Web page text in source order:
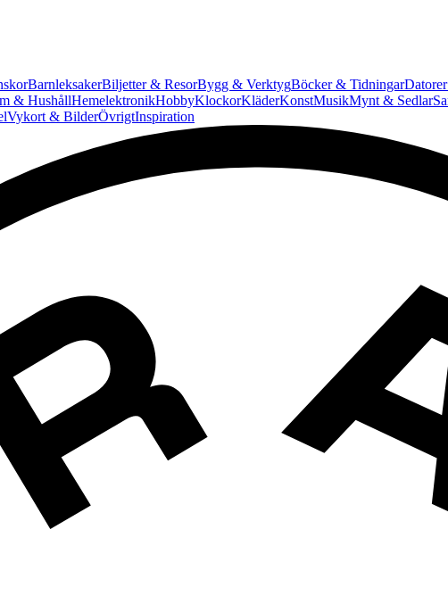
BarnleksakerBiljetter & ResorBygg & VerktygBöcker & Tidningar
& HushållHemelektronikHobbyKlockorKläderKonstMusikMynt & Sedlar
Vykort & BilderÖvrigtInspiration